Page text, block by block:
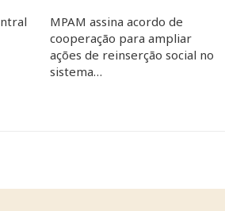
MPAM assina acordo de
cooperação para ampliar
ações de reinserção social no
sistema…